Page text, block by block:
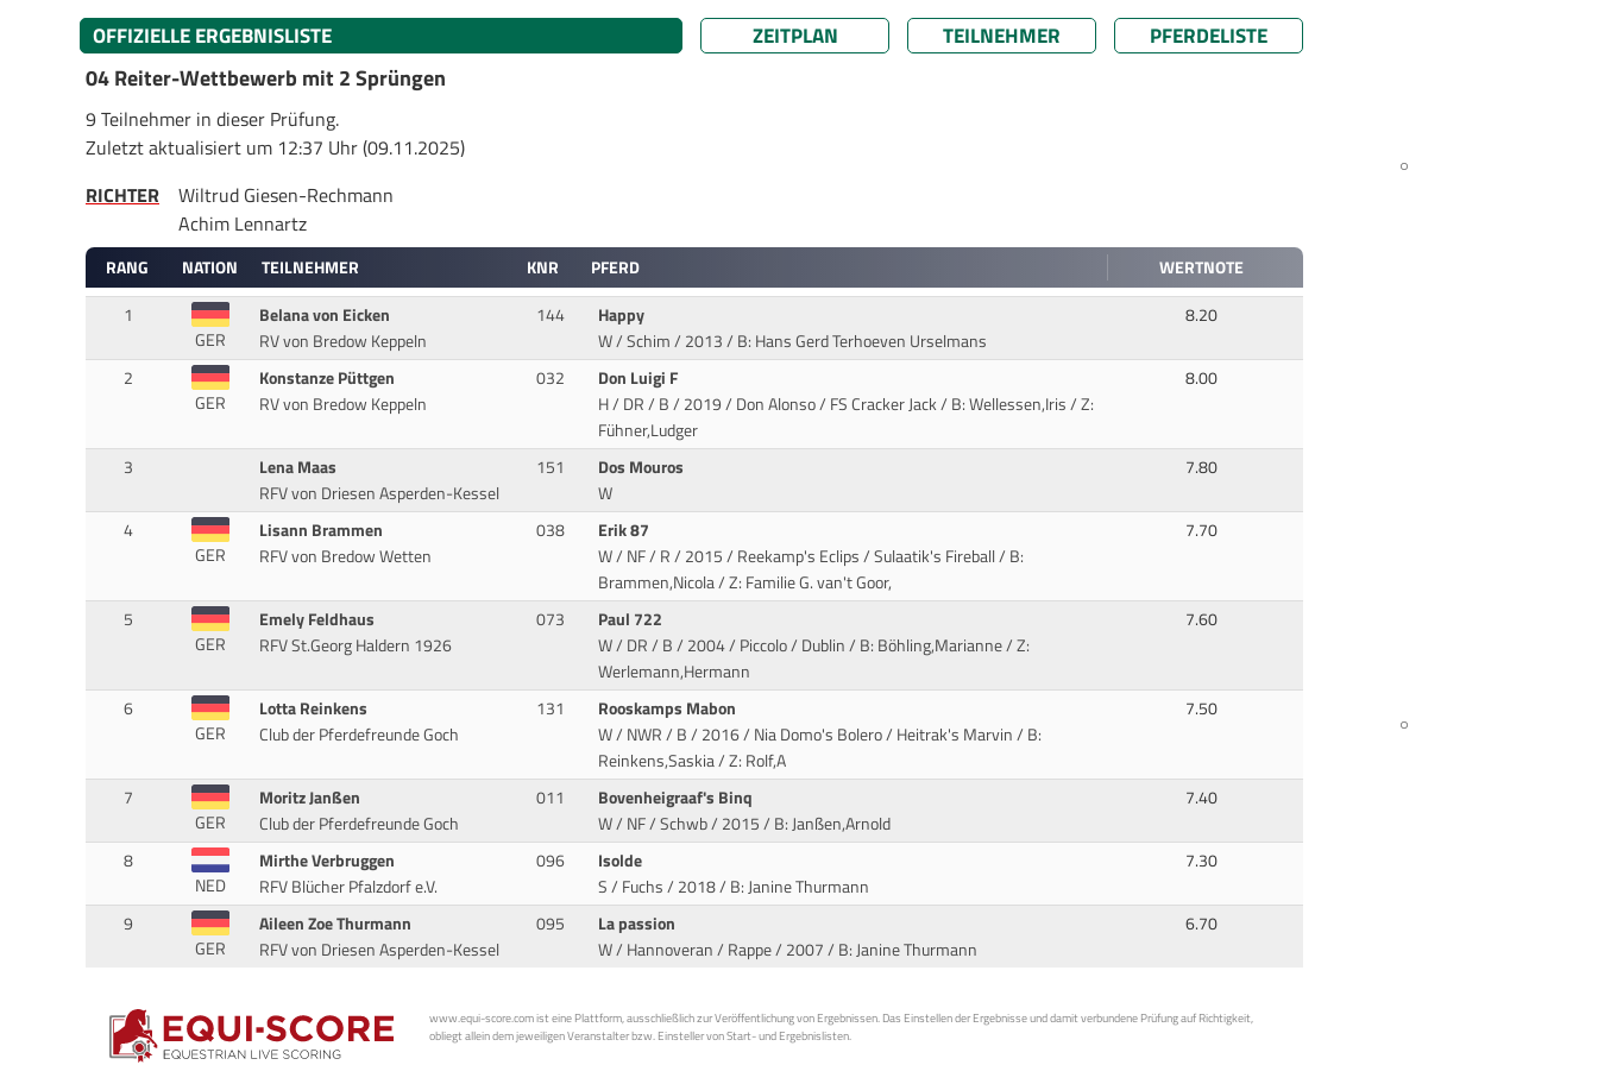
OFFIZIELLE ERGEBNISLISTE ZEITPLAN TEILNEHMER
PFERDELISTE
04 Reiter-Wettbewerb mit 2 Sprüngen
9 Teilnehmer in dieser Prüfung.
Zuletzt aktualisiert um 12:37 Uhr (09.11.2025)
RICHTER
Wiltrud Giesen-Rechmann
Achim Lennartz
RANG NATION TEILNEHMER KNR PFERD
WERTNOTE
1
GER
Belana von Eicken
RV von Bredow Keppeln
144
Happy
W / Schim / 2013/ B: Hans Gerd Terhoeven Urselmans
8.20
2
GER
Konstanze Püttgen
RV von Bredow Keppeln
032
Don Luigi F
H / DR / B / 2019 / Don Alonso / FS Cracker Jack/ B: Wellessen,Iris / Z:
Fühner,Ludger
8.00
3
Lena Maas
RFV von Driesen Asperden-Kessel
151
Dos Mouros
W
7.80
4
GER
Lisann Brammen
RFV von Bredow Wetten
038
Erik 87
W / NF / R / 2015 / Reekamp's Eclips / Sulaatik's Fireball/ B:
Brammen,Nicola / Z: Familie G. van't Goor,
7.70
5
GER
Emely Feldhaus
RFV St.Georg Haldern 1926
073
Paul 722
W / DR / B / 2004 / Piccolo / Dublin/ B: Böhling,Marianne / Z:
Werlemann,Hermann
7.60
6
GER
Lotta Reinkens
Club der Pferdefreunde Goch
131
Rooskamps Mabon
W / NWR / B / 2016 / Nia Domo's Bolero / Heitrak's Marvin/ B:
Reinkens,Saskia / Z: Rolf,A
7.50
7
GER
Moritz Janßen
Club der Pferdefreunde Goch
011
Bovenheigraaf's Binq
W / NF / Schwb / 2015/ B: Janßen,Arnold
7.40
8
NED
Mirthe Verbruggen
RFV Blücher Pfalzdorf e.V.
096
Isolde
S / Fuchs / 2018/ B: Janine Thurmann
7.30
9
GER
Aileen Zoe Thurmann
RFV von Driesen Asperden-Kessel
095
La passion
W / Hannoveran / Rappe / 2007/ B: Janine Thurmann
6.70
www.equi-score.com ist eine Plattform, ausschließlich zur Veröffentlichung von Ergebnissen. Das Einstellen der Ergebnisse und damit verbundene Prüfung auf Richtigkeit,
obliegt allein dem jeweiligen Veranstalter bzw. Einsteller von Start- und Ergebnislisten.